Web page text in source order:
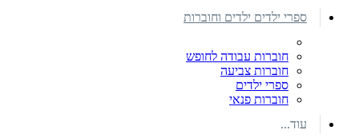
ספרי ילדים ילדים וחוברות
חוברות עבודה לחופש
חוברות צביעה
ספרי ילדים
חוברות פנאי
עוד...